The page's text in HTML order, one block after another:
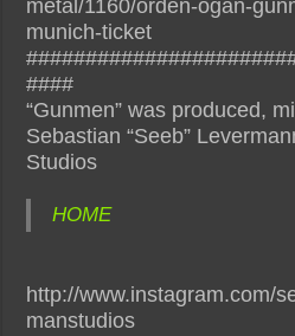
metal/1160/orden-ogan-
munich-ticket
####
“Gunmen” was produced,
Sebastian “Seeb”
Studios
HOME
http://www.instagram.com/
manstudios